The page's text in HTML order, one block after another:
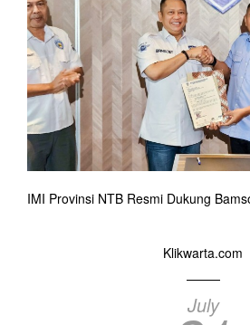
IMI Provinsi NTB Resmi Dukung
Klikwarta.com
July